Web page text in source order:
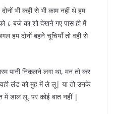
भी कही से भी काम नहीं थे हम
८ बजे का शो देखने गए पास ही में
हम दोनों बहने चूचियाँ तो वही से
पानी निकलने लगा था, मन तो कर
लंड को मुह में ले लू| या तो उनके
में डाल लू, पर कोई बात नहीं |